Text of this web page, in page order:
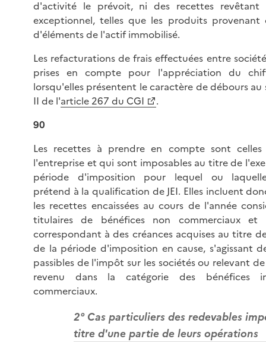
d'activité le prévoit, ni des recettes revêtant
exceptionnel, telles que les produits provenant
d'éléments de l'actif immobilisé.
Les refacturations de frais effectuées entre
prises en compte pour l'appréciation du
lorsqu'elles présentent le caractère de débours au
II de l'article 267 du CGI
.
90
Les recettes à prendre en compte sont celles
l'entreprise et qui sont imposables au titre de
période d'imposition pour lequel ou
prétend à la qualification de JEI. Elles incluent
les recettes encaissées au cours de l'année
titulaires de bénéfices non commerciaux et
correspondant à des créances acquises au titre
de la période d'imposition en cause, s'agissant
passibles de l'impôt sur les sociétés ou relevant
revenu dans la catégorie des bénéfices
commerciaux.
2° Cas particuliers des redevables
titre d'une partie de leurs opérations